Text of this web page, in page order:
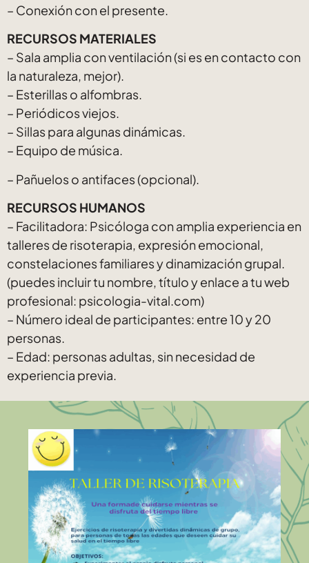
– Conexión con el presente.
RECURSOS MATERIALES
– Sala amplia con ventilación (si es en contacto con
la naturaleza, mejor).
– Esterillas o alfombras.
– Periódicos viejos.
– Sillas para algunas dinámicas.
– Equipo de música.
– Pañuelos o antifaces (opcional).
RECURSOS HUMANOS
– Facilitadora: Psicóloga con amplia experiencia en
talleres de risoterapia, expresión emocional,
constelaciones familiares y dinamización grupal.
(puedes incluir tu nombre, título y enlace a tu web
profesional: psicologia-vital.com)
– Número ideal de participantes: entre 10 y 20
personas.
– Edad: personas adultas, sin necesidad de
experiencia previa.